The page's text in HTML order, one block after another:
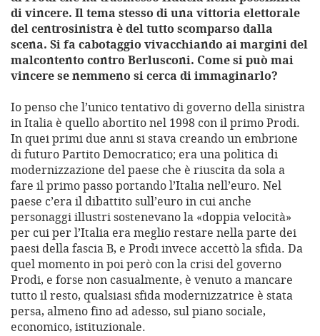
di vincere. Il tema stesso di una vittoria elettorale
del centrosinistra è del tutto scomparso dalla
scena. Si fa cabotaggio vivacchiando ai margini del
malcontento contro Berlusconi. Come si può mai
vincere se nemmeno si cerca di immaginarlo?
Io penso che l’unico tentativo di governo della sinistra
in Italia è quello abortito nel 1998 con il primo Prodi.
In quei primi due anni si stava creando un embrione
di futuro Partito Democratico; era una politica di
modernizzazione del paese che è riuscita da sola a
fare il primo passo portando l’Italia nell’euro. Nel
paese c’era il dibattito sull’euro in cui anche
personaggi illustri sostenevano la «doppia velocità»
per cui per l’Italia era meglio restare nella parte dei
paesi della fascia B, e Prodi invece accettò la sfida. Da
quel momento in poi però con la crisi del governo
Prodi, e forse non casualmente, è venuto a mancare
tutto il resto, qualsiasi sfida modernizzatrice è stata
persa, almeno fino ad adesso, sul piano sociale,
economico, istituzionale.